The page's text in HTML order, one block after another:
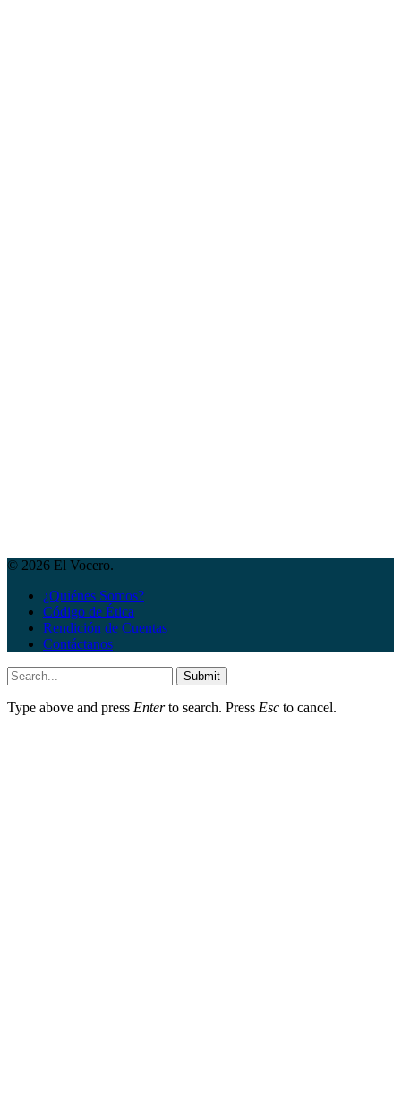
© 2026 El Vocero.
¿Quiénes Somos?
Código de Ética
Rendición de Cuentas
Contáctanos
Submit
Type above and press Enterto search. Press Esc to cancel.